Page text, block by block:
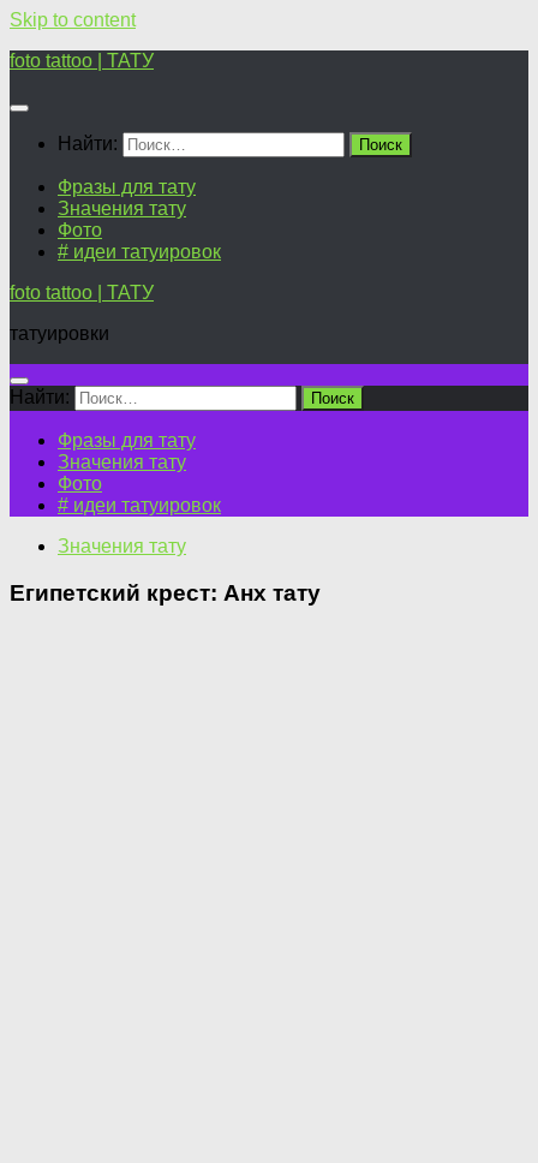
Skip to content
foto tattoo | ТАТУ
Найти:
Фразы для тату
Значения тату
Фото
# идеи татуировок
foto tattoo | ТАТУ
татуировки
Найти:
Фразы для тату
Значения тату
Фото
# идеи татуировок
Значения тату
Египетский крест: Анх тату